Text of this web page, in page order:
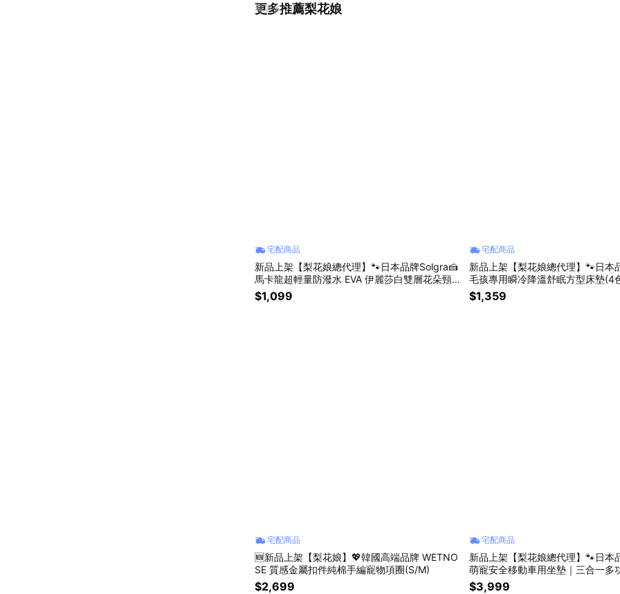
更多推薦梨花娘
看更多
宅配商品
新品上架【梨花娘總代理】🐾日本品牌Solgra🍰
馬卡龍超輕量防潑水 EVA 伊麗莎白雙層花朵頸
圈(3色)
$1,099
宅配商品
新品上架【梨花娘總代理】🐾日本
毛孩專用瞬冷降溫舒眠方型床墊(4
$1,359
宅配商品
🆕新品上架【梨花娘】💖韓國高端品牌 WETNO
SE 質感金屬扣件純棉手編寵物項圈(S/M)
$2,699
宅配商品
新品上架【梨花娘總代理】🐾日本
萌寵安全移動車用坐墊｜三合一多
空氣寵物床
$3,999